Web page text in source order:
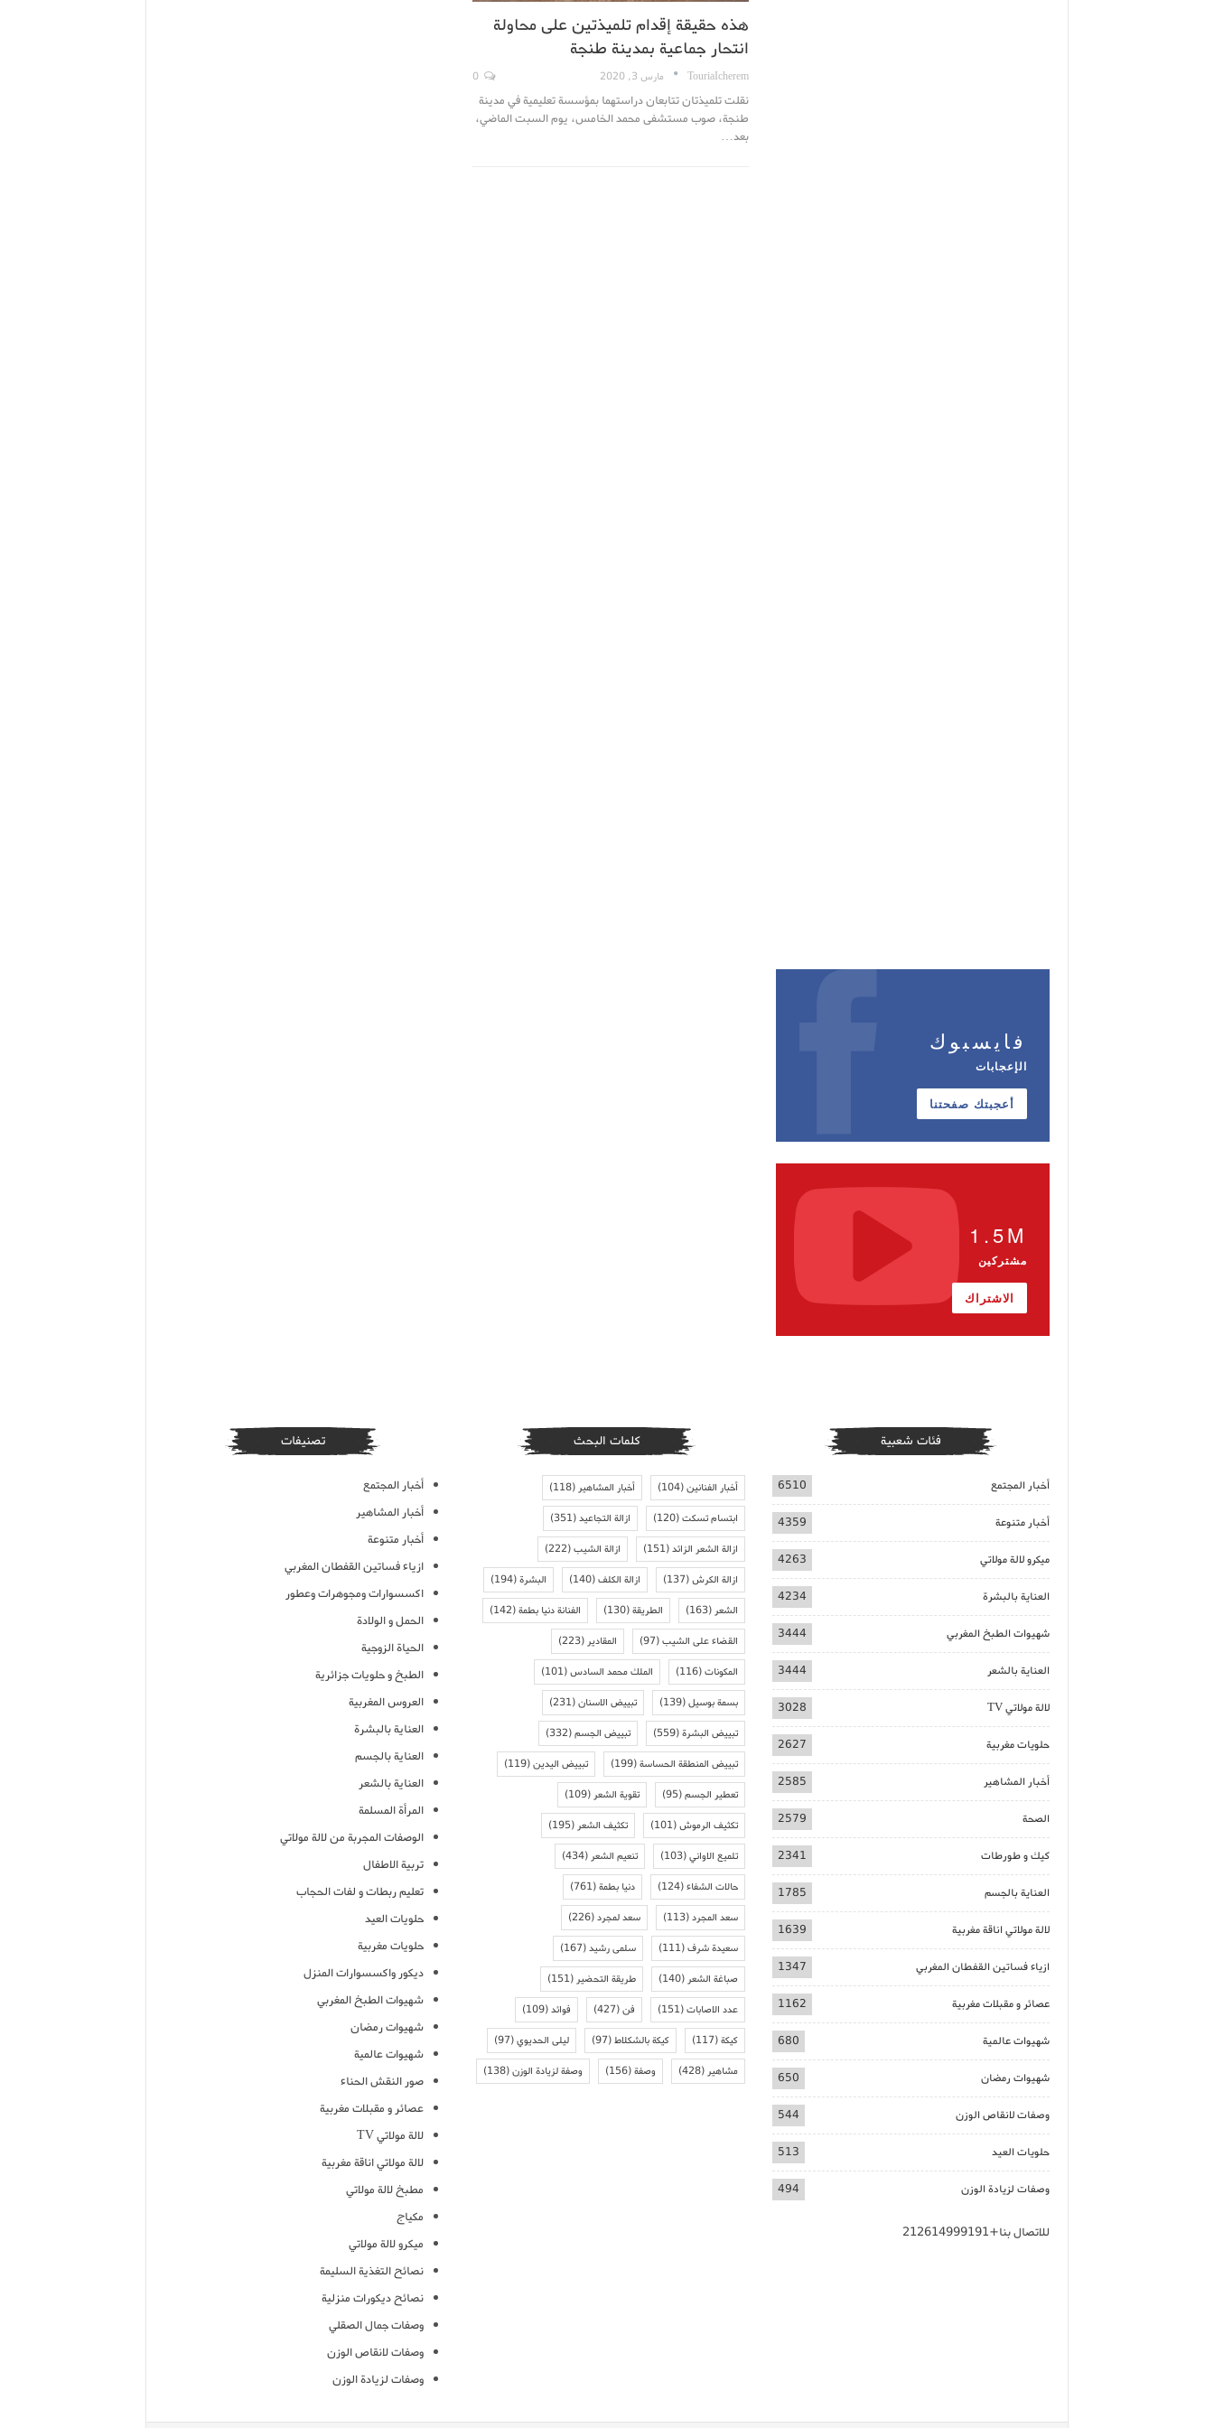
هذه حقيقة إقدام تلميذتين على محاولة
انتحار جماعية بمدينة طنجة
TouriaIcherem مارس 3, 2020
نقلت تلميذتان تتابعان دراستهما بمؤسسة تعليمية في مدينة
طنجة، صوب مستشفى محمد الخامس، يوم السبت الماضي،
بعد…
فايسبوك
الإعجابات
أعجبتك صفحتنا
1.5M
مشتركين
الاشتراك
فئات شعبية
أخبار المجتمع 6510
أخبار متنوعة 4359
ميكرو لالة مولاتي 4263
العناية بالبشرة 4234
شهيوات الطبخ المغربي 3444
العناية بالشعر 3444
لالة مولاتي TV 3028
حلويات مغربية 2627
أخبار المشاهير 2585
الصحة 2579
كيك و طورطات 2341
العناية بالجسم 1785
لالة مولاتي اناقة مغربية 1639
ازياء فساتين القفطان المغربي 1347
عصائر و مقبلات مغربية 1162
شهيوات عالمية 680
شهيوات رمضان 650
وصفات لانقاص الوزن 544
حلويات العيد 513
وصفات لزيادة الوزن 494
للاتصال بنا+212614999191
كلمات البحث
أخبار الفنانين(104) أخبار المشاهير(118)
ابتسام تسكت(120) ازالة التجاعيد(351)
ازالة الشعر الزائد(151) ازالة الشيب(222)
ازالة الكرش(137) ازالة الكلف(140) البشرة(194)
الشعر(163) الطريقة(130) الفنانة دنيا بطمة(142)
القضاء على الشيب(97) المقادير(223)
المكونات(116) الملك محمد السادس(101)
بسمة بوسيل(139) تبييض الاسنان(231)
تبييض البشرة(559) تبييض الجسم(332)
تبييض المنطقة الحساسة(199) تبييض اليدين(119)
تعطير الجسم(95) تقوية الشعر(109)
تكثيف الرموش(101) تكثيف الشعر(195)
تلميع الاواني(103) تنعيم الشعر(434)
حالات الشفاء(124) دنيا بطمة(761)
سعد المجرد(113) سعد لمجرد(226)
سعيدة شرف(111) سلمى رشيد(167)
صباغة الشعر(140) طريقة التحضير(151)
عدد الاصابات(151) فن(427) فوائد(109)
كيكة(117) كيكة بالشكلاط(97) ليلى الحديوي(97)
مشاهير(428) وصفة(156) وصفة لزيادة الوزن(138)
تصنيفات
أخبار المجتمع
أخبار المشاهير
أخبار متنوعة
ازياء فساتين القفطان المغربي
اكسسوارات ومجوهرات وعطور
الحمل و الولادة
الحياة الزوجية
الطبخ و حلويات جزائرية
العروس المغربية
العناية بالبشرة
العناية بالجسم
العناية بالشعر
المرأة المسلمة
الوصفات المجربة من لالة مولاتي
تربية الاطفال
تعليم ربطات و لفات الحجاب
حلويات العيد
حلويات مغربية
ديكور واكسسوارات المنزل
شهيوات الطبخ المغربي
شهيوات رمضان
شهيوات عالمية
صور النقش الحناء
عصائر و مقبلات مغربية
لالة مولاتي TV
لالة مولاتي اناقة مغربية
مطبخ لالة مولاتي
مكياج
ميكرو لالة مولاتي
نصائح التغذية السليمة
نصائح ديكورات منزلية
وصفات جمال الصقلي
وصفات لانقاص الوزن
وصفات لزيادة الوزن